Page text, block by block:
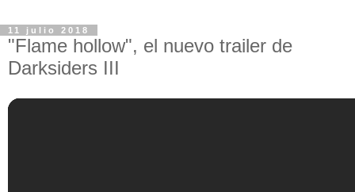
11 julio 2018
"Flame hollow", el nuevo trailer de
Darksiders III